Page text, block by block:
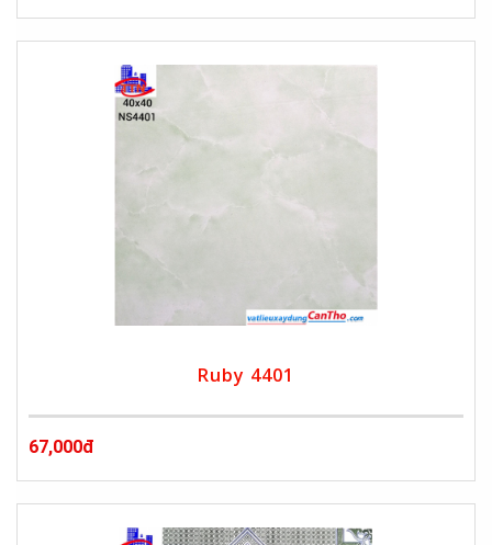
Ruby 4401
67,000đ